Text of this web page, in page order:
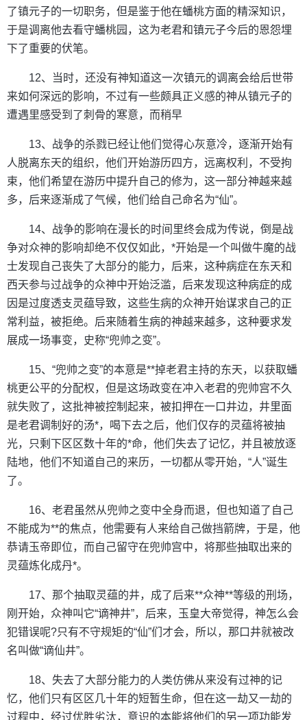
了镇元子的一切职务，但是鉴于他在蟠桃方面的精深知识，
于是调离他去看守蟠桃园，这为老君和镇元子今后的恩怨埋
下了重要的伏笔。
12、当时，还没有神知道这一次镇元的调离会给后世带
来如何深远的影响，不过有一些颇具正义感的神从镇元子的
遭遇里感受到了刺骨的寒意，而稍早
13、战争的杀戮已经让他们觉得心灰意冷，逐渐开始有
人脱离东天的组织，他们开始游历四方，远离权利，不受拘
束，他们希望在游历中提升自己的修为，这一部分神越来越
多，后来逐渐成了气候，他们给自己命名为“仙”。
14、战争的影响在漫长的时间里终会成为传说，倒是战
争对众神的影响却绝不仅仅如此，*开始是一个叫做牛魔的战
士发现自己丧失了大部分的能力，后来，这种病症在东天和
西天参与过战争的众神中开始泛滥，后来发现这种病症的成
因是过度透支灵蕴导致，这些生病的众神开始谋求自己的正
常利益，被拒绝。后来随着生病的神越来越多，这种要求发
展成一场事变，史称“兜帅之变”。
15、“兜帅之变”的本意是**掉老君主持的东天，以获取蟠
桃更公平的分配权，但是这场政变在冲入老君的兜帅宫不久
就失败了，这批神被控制起来，被扣押在一口井边，井里面
是老君调制好的汤*，喝下去之后，他们仅存的灵蕴将被抽
光，只剩下区区数十年的*命，他们失去了记忆，并且被放逐
陆地，他们不知道自己的来历，一切都从零开始，“人”诞生
了。
16、老君虽然从兜帅之变中全身而退，但也知道了自己
不能成为**的焦点，他需要有人来给自己做挡箭牌，于是，他
恭请玉帝即位，而自己留守在兜帅宫中，将那些抽取出来的
灵蕴炼化成丹*。
17、那个抽取灵蕴的井，成了后来**众神**等级的刑场，
刚开始，众神叫它“谪神井”，后来，玉皇大帝觉得，神怎么会
犯错误呢?只有不守规矩的“仙”们才会，所以，那口井就被改
名叫做“谪仙井”。
18、失去了大部分能力的人类仿佛从来没有过神的记
忆，他们只有区区几十年的短暂生命，但在这一劫又一劫的
过程中，经过优胜劣汰，意识的本能将他们的另一项功能发